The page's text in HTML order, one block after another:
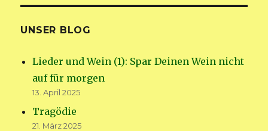
UNSER BLOG
Lieder und Wein (1): Spar Deinen Wein nicht
auf für morgen
13. April 2025
Tragödie
21. März 2025